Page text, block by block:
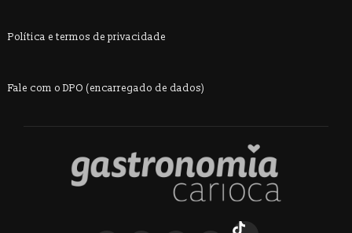
Política e termos de privacidade
Fale com o DPO (encarregado de dados)